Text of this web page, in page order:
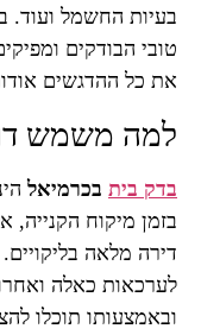
בעיות החשמל ועוד.
טובי הבודקים
את כל ההדגשים
למה משמש
בדק בית בכרמיאל
בזמן מיקוח
דירה מלאה
לערכאות כאלה
ובאמצעותו תוכלו